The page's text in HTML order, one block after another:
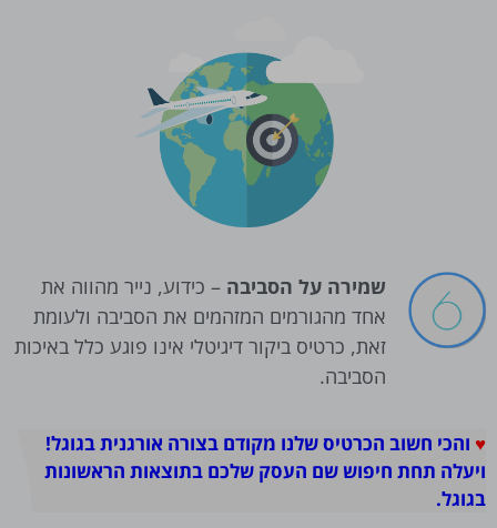
♥ והכי חשוב הכרטיס שלנו מקודם בצורה אורגנית בגוגל!
ויעלה תחת חיפוש שם העסק שלכם בתוצאות הראשונות
בגוגל.
שמירה על הסביבה – כידוע, נייר מהווה את
אחד מהגורמים המזהמים את הסביבה ולעומת
זאת, כרטיס ביקור דיגיטלי אינו פוגע כלל באיכות
הסביבה.